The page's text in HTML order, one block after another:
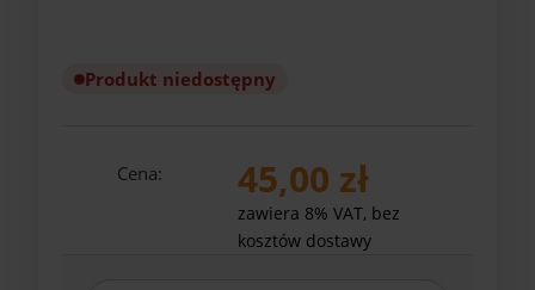
Produkt niedostępny
Cena: 45,00 zł
zawiera 8% VAT, bez
kosztów dostawy